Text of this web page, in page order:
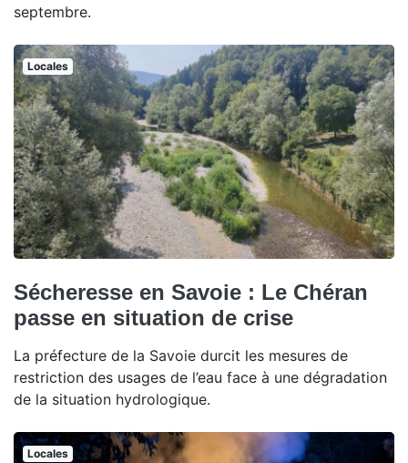
septembre.
Locales
Sécheresse en Savoie : Le Chéran
passe en situation de crise
La préfecture de la Savoie durcit les mesures de
restriction des usages de l’eau face à une dégradation
de la situation hydrologique.
Locales